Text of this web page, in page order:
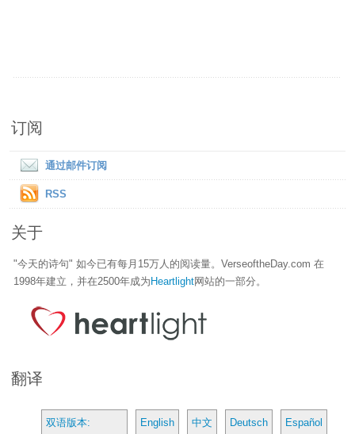
订阅
通过邮件订阅
RSS
关于
"今天的诗句" 如今已有每月15万人的阅读量。VerseoftheDay.com 在
1998年建立，并在2500年成为 Heartlight网站的一部分。
翻译
双语版本: English 中文 Deutsch Español